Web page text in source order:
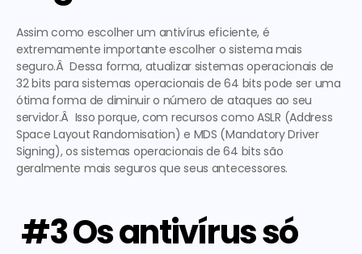
Assim como escolher um antivírus eficiente, é
extremamente importante escolher o sistema mais
seguro.Â  Dessa forma, atualizar sistemas operacionais de
32 bits para sistemas operacionais de 64 bits pode ser uma
ótima forma de diminuir o número de ataques ao seu
servidor.Â  Isso porque, com recursos como ASLR (Address
Space Layout Randomisation) e MDS (Mandatory Driver
Signing), os sistemas operacionais de 64 bits são
geralmente mais seguros que seus antecessores.